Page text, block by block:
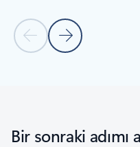
Önceki SlaytSonraki Slayt
Bir sonraki adımı